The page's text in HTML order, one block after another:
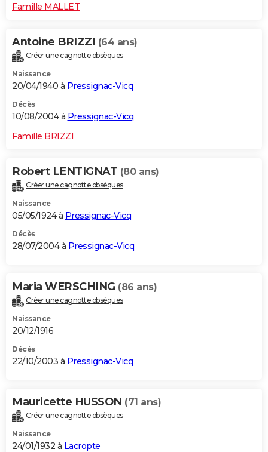
Famille MALLET
Antoine BRIZZI (64 ans)
Créer une cagnotte obsèques
Naissance
20/04/1940 à Pressignac-Vicq
Décès
10/08/2004 à Pressignac-Vicq
Famille BRIZZI
Robert LENTIGNAT (80 ans)
Créer une cagnotte obsèques
Naissance
05/05/1924 à Pressignac-Vicq
Décès
28/07/2004 à Pressignac-Vicq
Maria WERSCHING (86 ans)
Créer une cagnotte obsèques
Naissance
20/12/1916
Décès
22/10/2003 à Pressignac-Vicq
Mauricette HUSSON (71 ans)
Créer une cagnotte obsèques
Naissance
24/01/1932 à Lacropte